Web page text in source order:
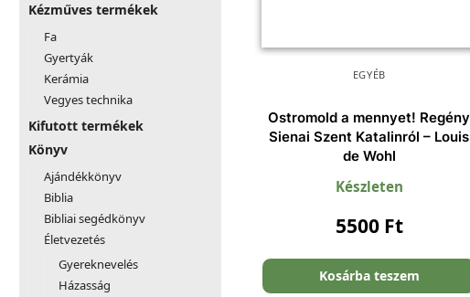
EGYÉB
Ostromold a mennyet! Regény
Sienai Szent Katalinról – Louis
de Wohl
Készleten
5500 Ft
Kosárba teszem
Kézműves termékek
Fa
Gyertyák
Kerámia
Vegyes technika
Kifutott termékek
Könyv
Ajándékkönyv
Biblia
Bibliai segédkönyv
Életvezetés
Gyereknevelés
Házasság